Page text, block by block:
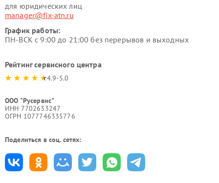
для юридических лиц
manager@fix-atn.ru
График работы:
ПН-ВСК с 9:00 до 21:00 без перерывов и выходных
Рейтинг сервисного центра
4.9-5.0
ООО "Русервис"
ИНН 7702633247
ОГРН 1077746335776
Поделиться в соц. сетях: